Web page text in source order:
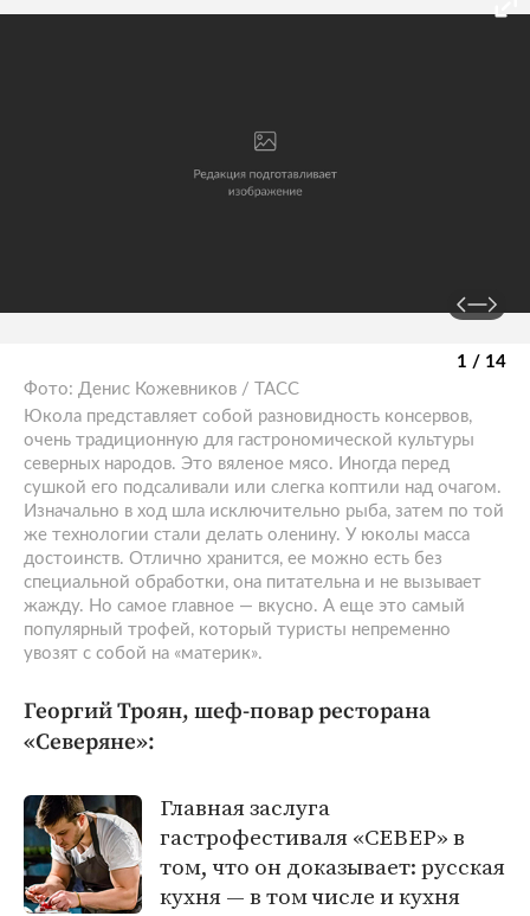
1 / 14
Фото: Денис Кожевников / ТАСС
Юкола представляет собой разновидность консервов,
очень традиционную для гастрономической культуры
северных народов. Это вяленое мясо. Иногда перед
сушкой его подсаливали или слегка коптили над очагом.
Изначально в ход шла исключительно рыба, затем по той
же технологии стали делать оленину. У юколы масса
достоинств. Отлично хранится, ее можно есть без
специальной обработки, она питательна и не вызывает
жажду. Но самое главное — вкусно. А еще это самый
популярный трофей, который туристы непременно
увозят с собой на «материк».
Георгий Троян, шеф-повар ресторана
«Северяне»:
Главная заслуга
гастрофестиваля «СЕВЕР» в
том, что он доказывает: русская
кухня — в том числе и кухня